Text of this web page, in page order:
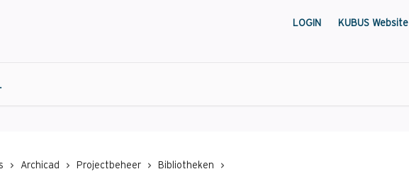
LOGIN KUBUS Website
Archicad Projectbeheer
Bibliotheken